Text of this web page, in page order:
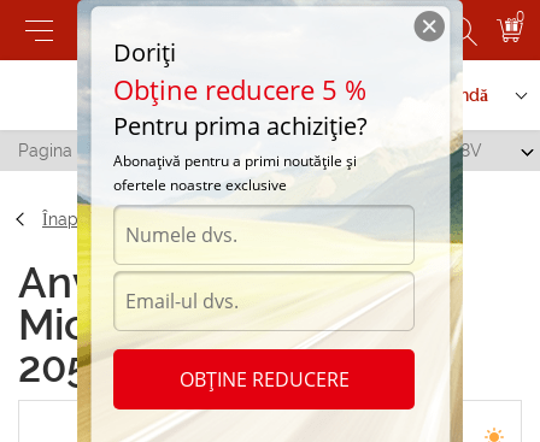
0
Contactați-ne Serviciu de comandă
Pagina principală Michelin Pilot Exalto 2 205/45 R17 88V
Înapoi
Anvelope de vara
Michelin Pilot Exalto 2
205/45 R17 88V
Doriți
Obține reducere 5 %
Pentru prima achiziție?
Abonațivă pentru a primi noutățile și
ofertele noastre exclusive
OBȚINE REDUCERE